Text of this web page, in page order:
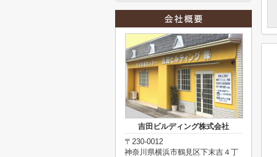
吉田ビルディング株式会社
〒230-0012
神奈川県横浜市鶴見区下末吉４丁